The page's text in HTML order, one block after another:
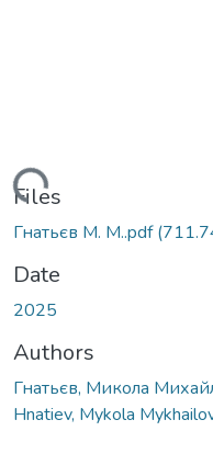
Files
Гнатьєв М. М..pdf
Date
2025
Authors
Гнатьєв, Микола
Hnatiev, Mykola